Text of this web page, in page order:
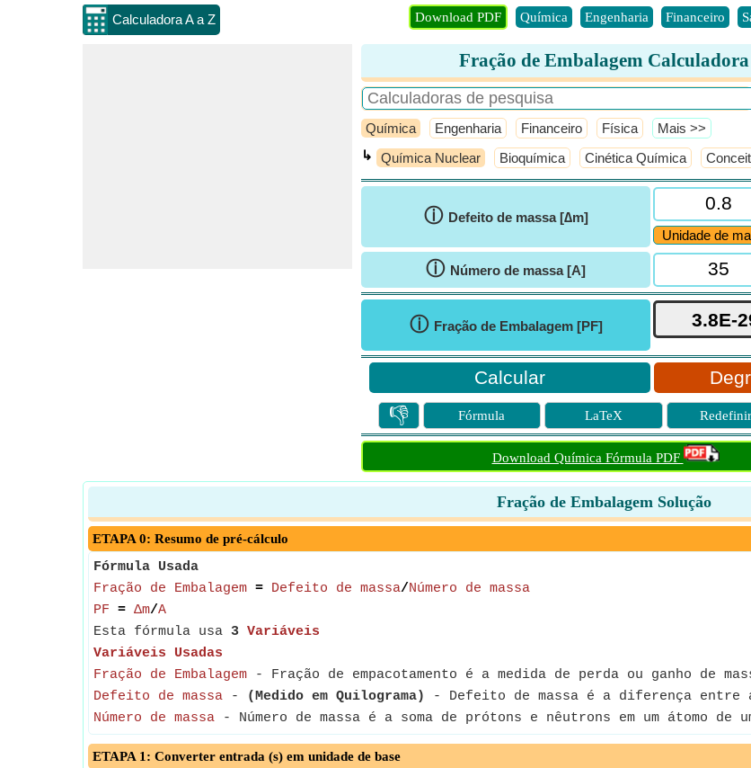
Calculadora A a Z Download PDF Química Engenharia Financeiro
Fração de Embalagem Calculadora
Química Engenharia Financeiro Física ​Mais >>
↳ Química Nuclear Bioquímica Cinética Química
ⓘ Defeito de massa [∆m]
ⓘ Número de massa [A]
ⓘ Fração de Embalagem [PF]
👎 Fórmula LaTeX Redefinir
Download Química Fórmula PDF
Fração de Embalagem Solução
ETAPA 0: Resumo de pré-cálculo
Fórmula Usada
Fração de Embalagem = Defeito de massa/Número de massa
PF = ∆m/A
Esta fórmula usa 3 Variáveis
Variáveis Usadas
Fração de Embalagem - Fração de empacotamento é a medida de perda ou ganho de
Defeito de massa - (Medido em Quilograma)
- Defeito de massa é a diferença entre
Número de massa - Número de massa é a soma de prótons e nêutrons em um átomo de
ETAPA 1: Converter entrada (s) em unidade de base